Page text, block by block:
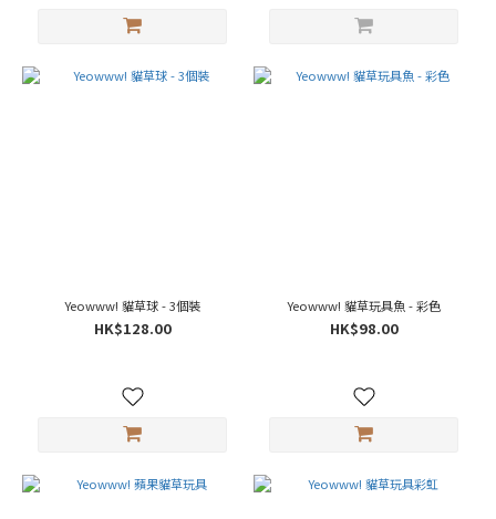
Yeowww! 貓草球 - 3個裝
HK$128.00
Yeowww! 貓草玩具魚 - 彩色
HK$98.00